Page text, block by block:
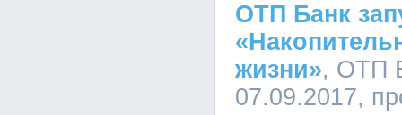
ОТП Банк
жизни», ОТП
07.09.2017,